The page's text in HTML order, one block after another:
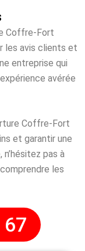
Coffre-Fort
les avis clients et
entreprise qui
avérée
Coffre-Fort
et garantir une
pas à
les
67